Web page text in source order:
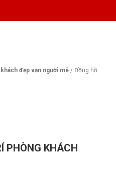
đẹp vạn người mê / Đồng hồ
PHÒNG KHÁCH